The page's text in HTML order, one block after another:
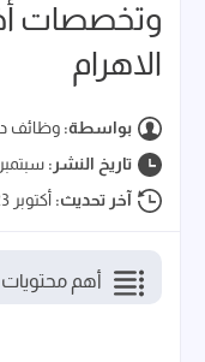
وتخصصات
الاهرام
بواسطة: وظائف
تاريخ النشر: سبتمبر 07, 2018
آخر تحديث: أكتوبر 23, 2018
أهم محتويات